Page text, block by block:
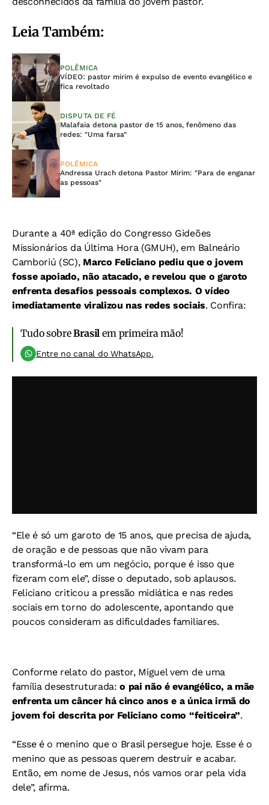
Leia Também:
POLÊMICA
VÍDEO: pastor mirim é expulso de evento evangélico e
fica revoltado
DISPUTA DE FÉ
Malafaia detona pastor de 15 anos, fenômeno das
redes: "Uma farsa"
POLÊMICA
Andressa Urach detona Pastor Mirim: "Para de enganar
as pessoas"
Durante a 40ª edição do Congresso Gideões
Missionários da Última Hora (GMUH), em Balneário
Camboriú (SC), Marco Feliciano pediu que o jovem
fosse apoiado, não atacado, e revelou que o garoto
enfrenta desafios pessoais complexos. O vídeo
imediatamente viralizou nas redes sociais. Confira:
Tudo sobreBrasil em primeira mão!
Entre no canal do WhatsApp.
“Ele é só um garoto de 15 anos, que precisa de ajuda,
de oração e de pessoas que não vivam para
transformá-lo em um negócio, porque é isso que
fizeram com ele”, disse o deputado, sob aplausos.
Feliciano criticou a pressão midiática e nas redes
sociais em torno do adolescente, apontando que
poucos consideram as dificuldades familiares.
Conforme relato do pastor, Miguel vem de uma
família desestruturada:o pai não é evangélico, a mãe
enfrenta um câncer há cinco anos e a única irmã do
jovem foi descrita por Feliciano como “feiticeira”.
“Esse é o menino que o Brasil persegue hoje. Esse é o
menino que as pessoas querem destruir e acabar.
Então, em nome de Jesus, nós vamos orar pela vida
dele”, afirma.